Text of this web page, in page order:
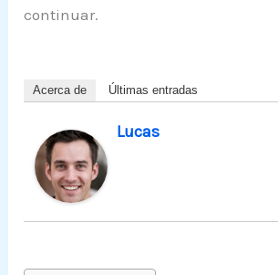
continuar.
Acerca de Últimas entradas
Lucas